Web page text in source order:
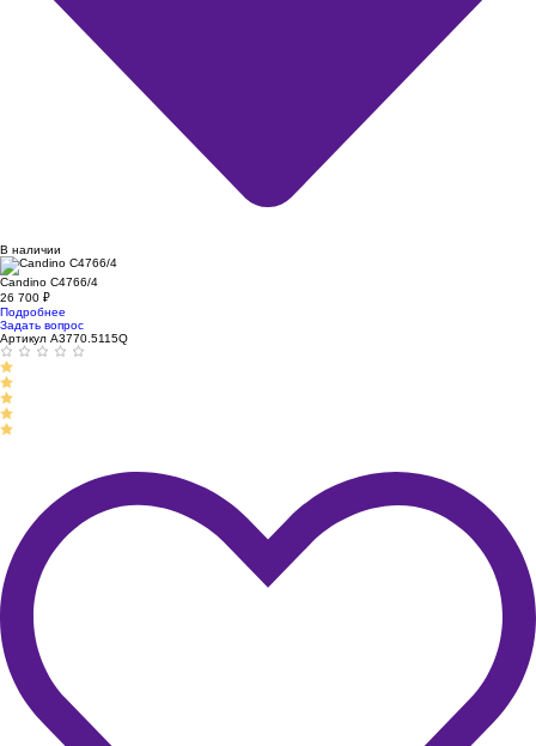
В наличии
Candino C4766/4
26 700 ₽
Подробнее
Задать вопрос
Артикул A3770.5115Q